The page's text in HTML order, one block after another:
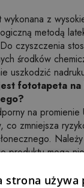
z
metodą
czyszczenia
środków
uszkodzić
fototapeta na
na promienie
co zmniejsza
produktu mogą
na kalibrację
strona używa